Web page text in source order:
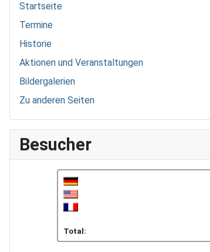
Startseite
Termine
Historie
Aktionen und Veranstaltungen
Bildergalerien
Zu anderen Seiten
Besucher
Total: